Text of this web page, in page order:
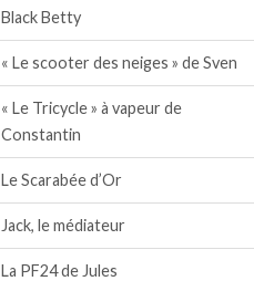
Black Betty
« Le scooter des neiges » de Sven
« Le Tricycle » à vapeur de
Constantin
Le Scarabée d’Or
Jack, le médiateur
La PF24 de Jules